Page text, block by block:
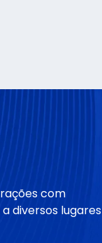
com
diversos lugares